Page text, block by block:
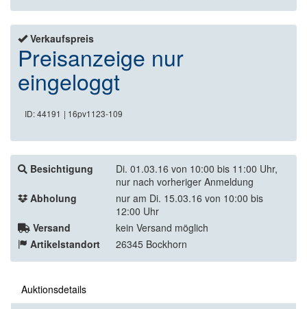
Verkaufspreis
Preisanzeige nur
eingeloggt
ID: 44191 | 16pv1123-109
Besichtigung
Di. 01.03.16 von 10:00 bis 11:00 Uhr,
nur nach vorheriger Anmeldung
Abholung
nur am Di. 15.03.16 von 10:00 bis
12:00 Uhr
Versand
kein Versand möglich
Artikelstandort
26345 Bockhorn
Auktionsdetails